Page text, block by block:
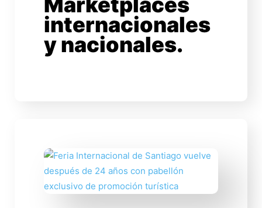
internacionales
y nacionales.